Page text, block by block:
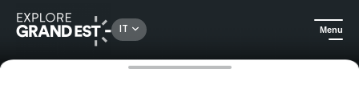
IT Menu
La Rivista Ricaricatevi nei Vosgi con il Bol d'Air e l'hotel Les Vallées****